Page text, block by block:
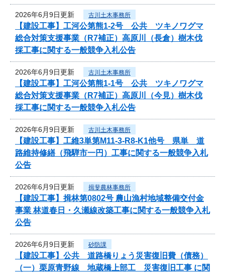
2026年6月9日更新 古川土木事務所
【建設工事】工河公第熊1-2号 公共 ツキノワグマ
総合対策支援事業（R7補正）高原川（長倉）樹木伐
採工事に関する一般競争入札公告
2026年6月9日更新 古川土木事務所
【建設工事】工河公第熊1-1号 公共 ツキノワグマ
総合対策支援事業（R7補正）高原川（今見）樹木伐
採工事に関する一般競争入札公告
2026年6月9日更新 古川土木事務所
【建設工事】工維3単第M11-3-R8-K1他号 県単 道
路維持修繕（飛騨市一円）工事に関する一般競争入札
公告
2026年6月9日更新 揖斐農林事務所
【建設工事】揖林第0802号 農山漁村地域整備交付金
事業 林道春日・久瀬線改築工事に関する一般競争入札
公告
2026年6月9日更新 砂防課
【建設工事】公共 道路橋りょう災害復旧費（債務）
（一）栗原青野線 地蔵橋上部工 災害復旧工事 に関